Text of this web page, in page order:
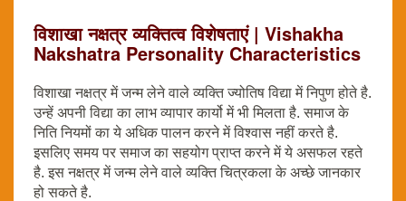
विशाखा नक्षत्र व्यक्तित्व विशेषताएं | Vishakha
Nakshatra Personality Characteristics
विशाखा नक्षत्र में जन्म लेने वाले व्यक्ति ज्योतिष विद्या में निपुण होते है.
उन्हें अपनी विद्या का लाभ व्यापार कार्यो में भी मिलता है. समाज के
निति नियमों का ये अधिक पालन करने में विश्वास नहीं करते है.
इसलिए समय पर समाज का सहयोग प्राप्त करने में ये असफल रहते
है. इस नक्षत्र में जन्म लेने वाले व्यक्ति चित्रकला के अच्छे जानकार
हो सकते है.